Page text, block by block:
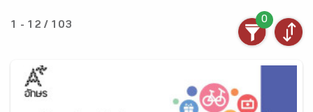
1 - 12 / 103
0